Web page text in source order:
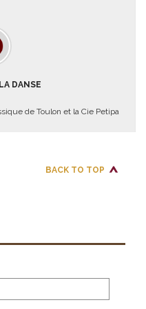
DANSE
de Toulon et la Cie Petipa
BACK TO TOP